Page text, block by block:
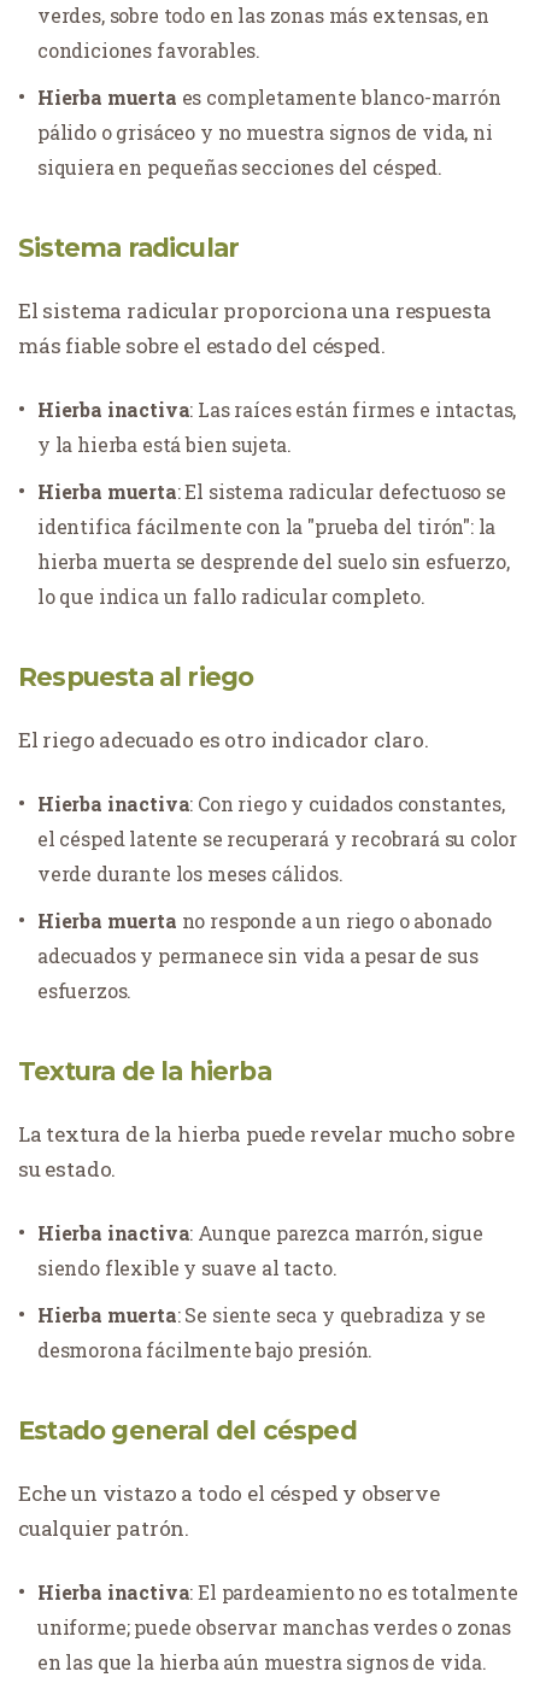
verdes, sobre todo en las zonas más extensas, en
condiciones favorables.
Hierba muerta es completamente blanco-marrón
pálido o grisáceo y no muestra signos de vida, ni
siquiera en pequeñas secciones del césped.
Sistema radicular
El sistema radicular proporciona una respuesta
más fiable sobre el estado del césped.
Hierba inactiva: Las raíces están firmes e intactas,
y la hierba está bien sujeta.
Hierba muerta: El sistema radicular defectuoso se
identifica fácilmente con la "prueba del tirón": la
hierba muerta se desprende del suelo sin esfuerzo,
lo que indica un fallo radicular completo.
Respuesta al riego
El riego adecuado es otro indicador claro.
Hierba inactiva: Con riego y cuidados constantes,
el césped latente se recuperará y recobrará su color
verde durante los meses cálidos.
Hierba muerta no responde a un riego o abonado
adecuados y permanece sin vida a pesar de sus
esfuerzos.
Textura de la hierba
La textura de la hierba puede revelar mucho sobre
su estado.
Hierba inactiva: Aunque parezca marrón, sigue
siendo flexible y suave al tacto.
Hierba muerta: Se siente seca y quebradiza y se
desmorona fácilmente bajo presión.
Estado general del césped
Eche un vistazo a todo el césped y observe
cualquier patrón.
Hierba inactiva: El pardeamiento no es totalmente
uniforme; puede observar manchas verdes o zonas
en las que la hierba aún muestra signos de vida.